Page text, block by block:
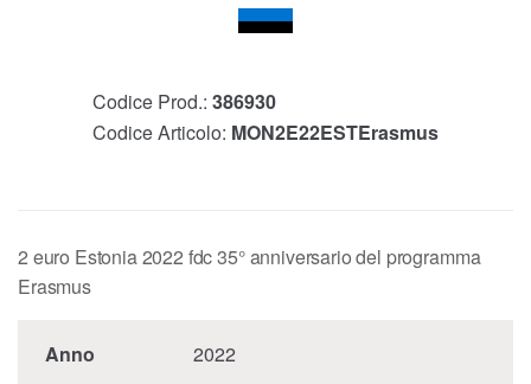
Codice Prod.: 386930
Codice Articolo: MON2E22ESTErasmus
2 euro Estonia 2022 fdc 35° anniversario del programma
Erasmus
Anno 2022